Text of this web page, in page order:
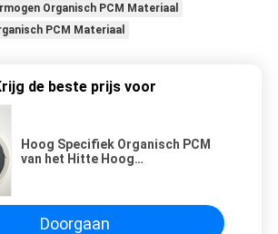
Organisch PCM Materiaal
PCM Materiaal
de beste prijs voor
Hoog Specifiek Organisch PCM
van het Hitte Hoog
Doorgaan